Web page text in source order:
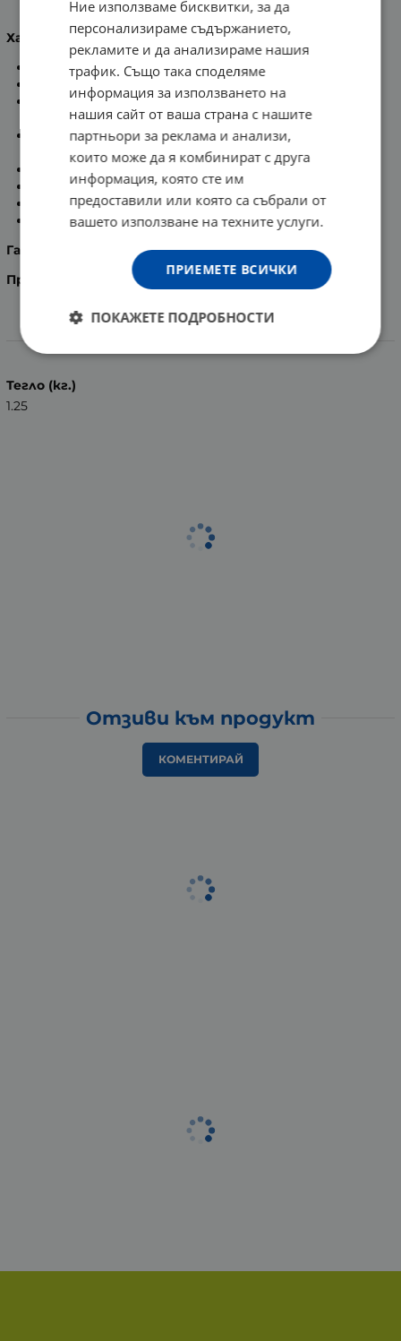
МЕДИСАНА КОЗМЕТИЧНО ОГЛЕДАЛО CM 840 88550
Характеристики:
Хромирано покритие;
Стабилна стойка;
Ярка LED светлина, излъчвана от 16 LED
светодиода;
Въртящо се огледало:обикновено и с 5-кратно
увеличение;
Захранване:
4 х 1.5V, тип ААА батерии;
Диаметър:13 см;
Размери:31.5 х 20.5 х 13.5 см;
Тегло:0.95 кг.
Гаранция:
36 месеца.
Производител:
Medisana AG, Германия.
Тегло (кг.)
1.25
Отзиви към продукт
КОМЕНТИРАЙ
Ние използваме бисквитки, за да
персонализираме съдържанието,
рекламите и да анализираме нашия
трафик. Също така споделяме
информация за използването на
нашия сайт от ваша страна с нашите
партньори за реклама и анализи,
които може да я комбинират с друга
информация, която сте им
предоставили или която са събрали от
вашето използване на техните услуги.
ПРИЕМЕТЕ ВСИЧКИ
ПОКАЖЕТЕ ПОДРОБНОСТИ